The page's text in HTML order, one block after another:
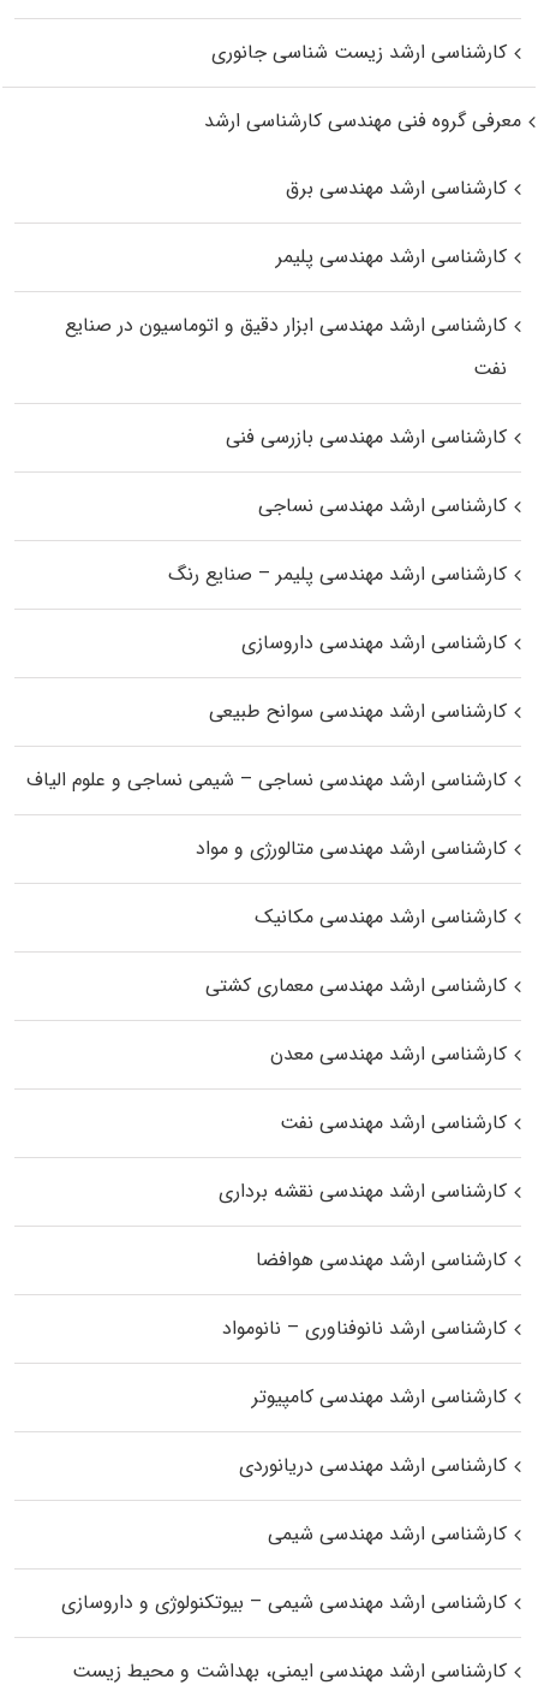
کارشناسی ارشد زیست‌ شناسی جانوری
معرفی گروه فنی مهندسی کارشناسی ارشد
کارشناسی ارشد مهندسی برق
کارشناسی ارشد مهندسی پلیمر
کارشناسی ارشد مهندسی ابزار دقیق و اتوماسیون در صنایع
نفت
کارشناسی ارشد مهندسی بازرسی فنی
کارشناسی ارشد مهندسی نساجی
کارشناسی ارشد مهندسی پلیمر – صنایع رنگ
کارشناسی ارشد مهندسی داروسازی
کارشناسی ارشد مهندسی سوانح طبیعی
کارشناسی ارشد مهندسی نساجی – شیمی نساجی و علوم الیاف
کارشناسی ارشد مهندسی متالورژی و مواد
کارشناسی ارشد مهندسی مکانیک
کارشناسی ارشد مهندسی معماری کشتی
کارشناسی ارشد مهندسی معدن
کارشناسی ارشد مهندسی نفت
کارشناسی ارشد مهندسی نقشه برداری
کارشناسی ارشد مهندسی هوافضا
کارشناسی ارشد نانوفناوری – نانومواد
کارشناسی ارشد مهندسی کامپیوتر
کارشناسی ارشد مهندسی دریانوردی
کارشناسی ارشد مهندسی شیمی
کارشناسی ارشد مهندسی شیمی – بیوتکنولوژی و داروسازی
کارشناسی ارشد مهندسی ایمنی، بهداشت و محیط زیست